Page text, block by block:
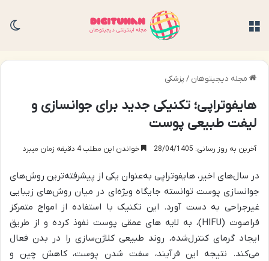
مجله دیجیتوهان / پزشکی
هایفوتراپی؛ تکنیکی جدید برای جوانسازی و
لیفت طبیعی پوست
آخرین به روز رسانی: 28/04/1405 خواندن این مطلب 4 دقیقه زمان میبرد
در سال‌های اخیر، هایفوتراپی به‌عنوان یکی از پیشرفته‌ترین روش‌های
جوانسازی پوست توانسته جایگاه ویژه‌ای در میان روش‌های زیبایی
غیرجراحی به دست آورد. این تکنیک با استفاده از امواج متمرکز
فراصوت (HIFU)، به لایه‌ های عمقی پوست نفوذ کرده و از طریق
ایجاد گرمای کنترل‌شده، روند طبیعی کلاژن‌سازی را در بدن فعال
می‌کند. نتیجه این فرآیند، سفت شدن پوست، کاهش چین‌ و